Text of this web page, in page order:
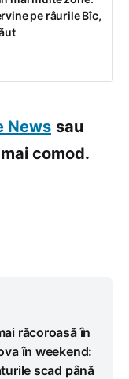
pe râurile Bîc,
News sau
comod.
răcoroasă în
în weekend:
scad până